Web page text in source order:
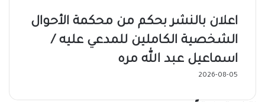
اعلان بالنشر بحكم من محكمة الأحوال
الشخصية الكاملين للمدعي عليه /
اسماعيل عبد الله مره
2026-08-05